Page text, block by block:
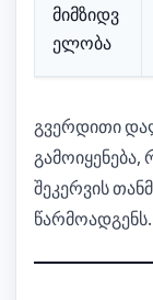
მიმზიდვ
ელობა
გვერდითი
გამოიყენება,
შეკერვის
წარმოადგენს.